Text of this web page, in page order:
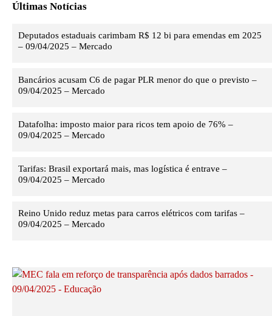
Últimas Notícias
Deputados estaduais carimbam R$ 12 bi para emendas em 2025
– 09/04/2025 – Mercado
Bancários acusam C6 de pagar PLR menor do que o previsto –
09/04/2025 – Mercado
Datafolha: imposto maior para ricos tem apoio de 76% –
09/04/2025 – Mercado
Tarifas: Brasil exportará mais, mas logística é entrave –
09/04/2025 – Mercado
Reino Unido reduz metas para carros elétricos com tarifas –
09/04/2025 – Mercado